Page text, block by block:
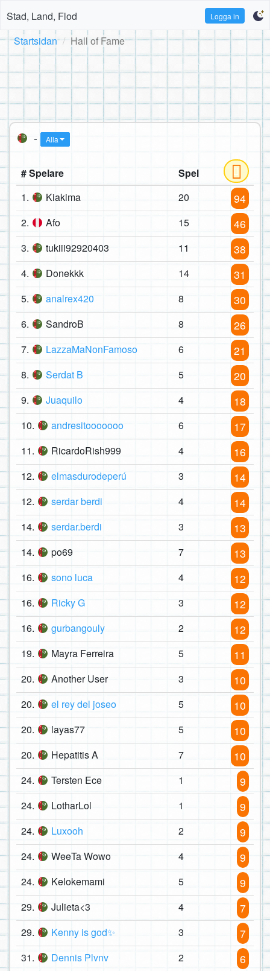
Stad, Land, Flod Logga in
Startsidan Hall of Fame
- Alla
# Spelare
Spel
1.
Kiakima 20 94
2. Afo 15 46
3. tukiii92920403 11 38
4. Donekkk 14 31
5. analrex420 8 30
6. SandroB 8 26
7. LazzaMaNonFamoso 6 21
8. Serdat B 5 20
9. Juaquilo 4 18
10. andresitooooooo 6 17
11. RicardoRish999 4 16
12. elmasdurodeperú 3 14
12. serdar berdi 4 14
14. serdar.berdi 3 13
14. po69 7 13
16. sono luca 4 12
16. Ricky G 3 12
16. gurbangouly 2 12
19. Mayra Ferreira 5 11
20. Another User 3 10
20. el rey del joseo 5 10
20. layas77 5 10
20. Hepatitis A 7 10
24. Tersten Ece 1 9
24. LotharLol 1 9
24. Luxooh 2 9
24. WeeTa Wowo 4 9
24. Kelokemami 5 9
29. Julieta<3 4 7
29. Kenny is god✨ 3 7
31. Dennis Plvnv 2 6